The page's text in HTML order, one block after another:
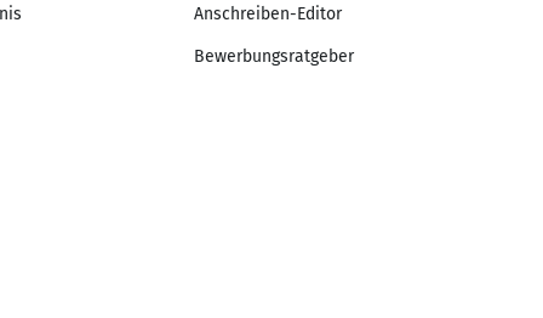
Anschreiben-Editor
Bewerbungsratgeber